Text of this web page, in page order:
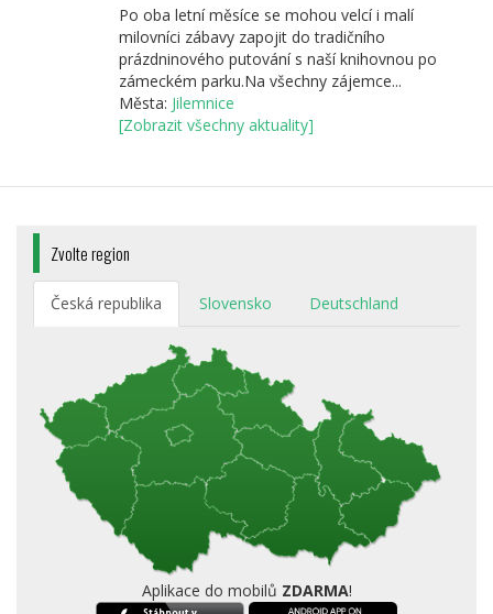
Po oba letní měsíce se mohou velcí i malí
milovníci zábavy zapojit do tradičního
prázdninového putování s naší knihovnou po
zámeckém parku.Na všechny zájemce...
Města: Jilemnice
[Zobrazit všechny aktuality]
Zvolte region
Česká republika Slovensko Deutschland
Aplikace do mobilů ZDARMA!